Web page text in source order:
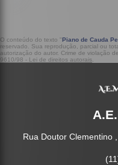
O conteúdo do texto "Piano de Cauda
reservado. Sua reprodução, parcial ou
autorização do autor. Crime de violação
9610/98 - Lei de direitos autorais
Rua Doutor Clementino